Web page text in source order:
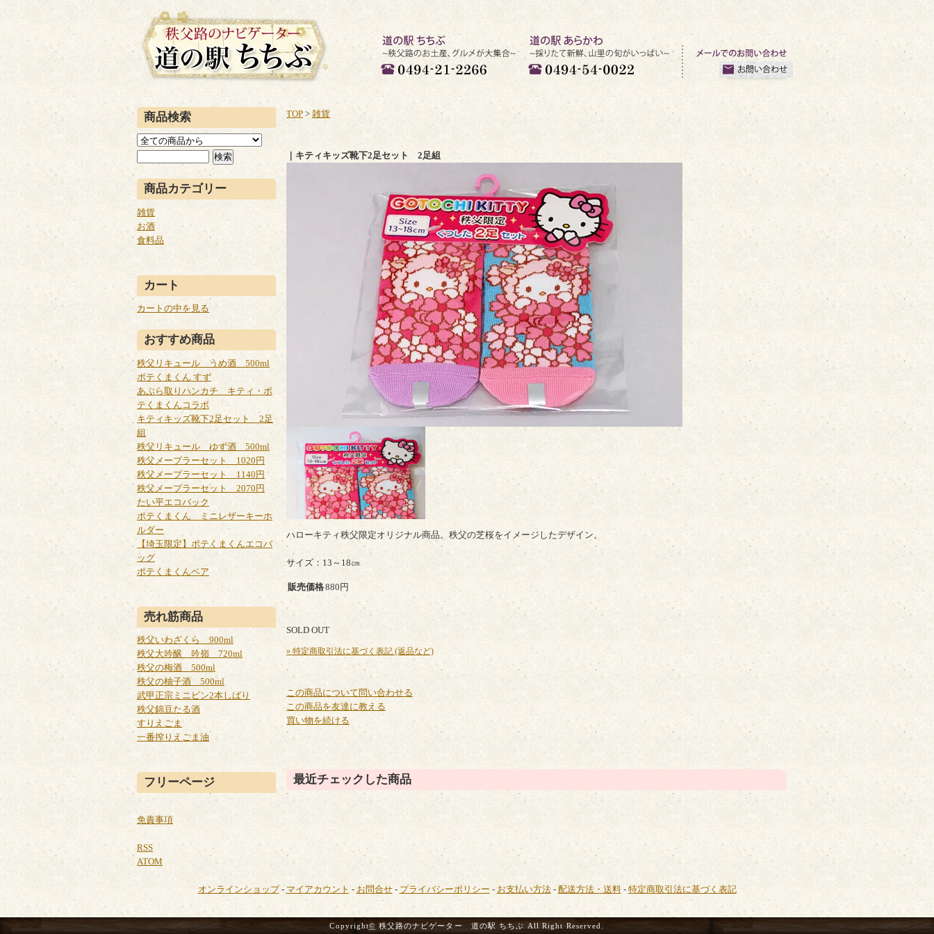
道の駅 ちちぶ ~秩父路のお土
産、グルメが大集合~ 電話：
0494-21-2266
道の駅 あらかわ ~採りたて新
鮮、山里の旬がいっぱい~ 電話：
0494-54-0022
メールでのお問い合わせ
商品検索
商品カテゴリー
雑貨
お酒
食料品
カート
カートの中を見る
おすすめ商品
秩父リキュール うめ酒 500ml
ポテくまくん すず
あぶら取りハンカチ キティ・ポ
テくまくんコラボ
キティキッズ靴下2足セット 2足
組
秩父リキュール ゆず酒 500ml
秩父メープラーセット 1020円
秩父メープラーセット 1140円
秩父メープラーセット 2070円
たい平エコバック
ポテくまくん ミニレザーキーホ
ルダー
【埼玉限定】ポテくまくんエコバ
ッグ
ポテくまくんベア
売れ筋商品
秩父いわざくら 900ml
秩父大吟醸 吟嶺 720ml
秩父の梅酒 500ml
秩父の柚子酒 500ml
武甲正宗ミニビン2本しばり
秩父錦豆たる酒
すりえごま
一番搾りえごま油
フリーページ
免責事項
RSS
ATOM
TOP > 雑貨
｜キティキッズ靴下2足セット 2足組
ハローキティ秩父限定オリジナル商品。秩父の芝桜をイメージしたデザイン。
サイズ：13～18㎝
販売価格880円
SOLD OUT
» 特定商取引法に基づく表記 (返品など)
この商品について問い合わせる
この商品を友達に教える
買い物を続ける
最近チェックした商品
オンラインショップ- マイアカウント - お問合せ- プライバシーポリシー - お支払い方法- 配送方法・送料- 特定商取引法に基づく表記
Copyright© 秩父路のナビゲーター 道の駅 ちちぶ All Right Reserved.